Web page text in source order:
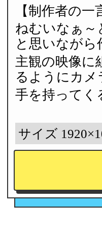
【制作者の一
ねむいなぁ～
と思いながら
主観の映像に
るようにカメ
手を持ってく
サイズ